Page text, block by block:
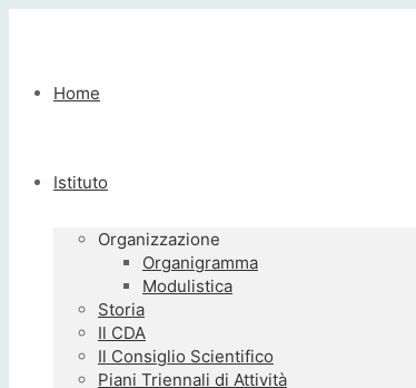
Home
Istituto
Organizzazione
Organigramma
Modulistica
Storia
Il CDA
Il Consiglio Scientifico
Piani Triennali di Attività